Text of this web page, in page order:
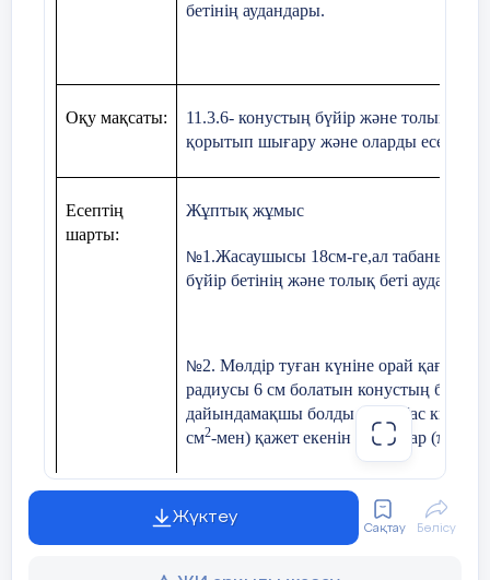
Қорытынды:
Сабақ соңында сұрақ-
ұғымдарды пысықтау. Үй
Конустың элементтері мен
бетінің аудандары.
Оқу мақсаты: 11.3.6- конустың бүйір және толық
қорытып шығару және оларды есептер
Есептің
шарты:
Жұптық жұмыс
№1.Жасаушысы 18см-ге,ал табанының
бүйір бетінің және толық беті ауданын
№2. Мөлдір туған күніне орай қағаздан
радиусы 6 см болатын конустың бүйір
дайындамақшы болды.Оған бас
см2-мен) қажет екенін табыңдар (π≈3
-cызбаны салады
-жасаушысыны табады
-конустың бүйір беті ауданы табады
Жүктеу
Сақтау Бөлісу